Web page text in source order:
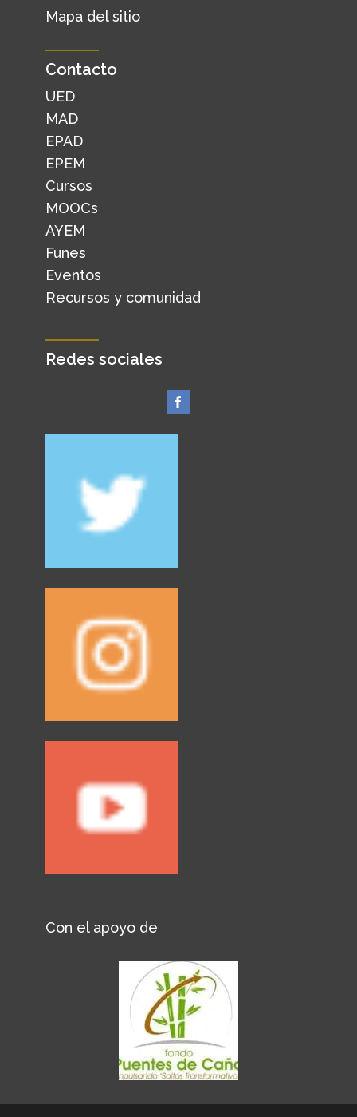
Mapa del sitio
Contacto
UED
MAD
EPAD
EPEM
Cursos
MOOCs
AYEM
Funes
Eventos
Recursos y comunidad
Redes sociales
Con el apoyo de